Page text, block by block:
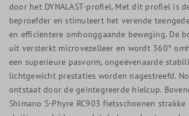
door het DYNALAST-profiel. Met dit profiel is
beproefder en stimuleert het verende
en efficiëntere omhooggaande beweging. De
uit versterkt microvezelleer en wordt 360°
een superieure pasvorm, ongeëvenaarde
lichtgewicht prestaties worden nagestreefd.
ontstaat door de geïntegreerde hielcup.
Shimano S-Phyre RC903 fietsschoenen strakke